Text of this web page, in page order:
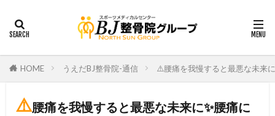
HOME うえだBJ整骨院-通信 ⚠️腰痛を我慢すると最悪な未来
⚠️腰痛を我慢すると最悪な未来に✨腰痛に